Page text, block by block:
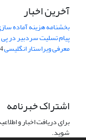
آخرین اخبار
بخشنامه هزینه آماده سازی
پیام تسلیت سردبیر در
معرفی ویراستار انگلیسی
اشتراک خبرنامه
برای دریافت اخبار و
شوید.